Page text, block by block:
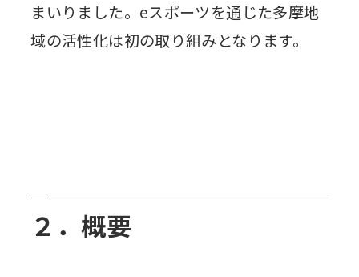
まいりました。eスポーツを通じた多摩地
域の活性化は初の取り組みとなります。
２．概要